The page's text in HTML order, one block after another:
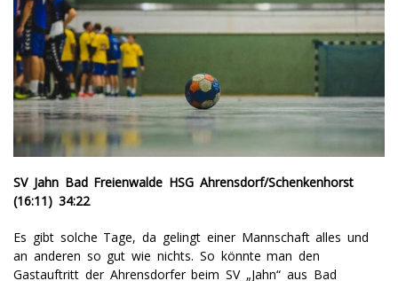
SV Jahn Bad Freienwalde HSG Ahrensdorf/Schenkenhorst
(16:11) 34:22
Es gibt solche Tage, da gelingt einer Mannschaft alles und
an anderen so gut wie nichts. So könnte man den
Gastauftritt der Ahrensdorfer beim SV „Jahn“ aus Bad